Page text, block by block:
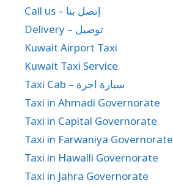
Call us – إتصل بنا
Delivery – توصيل
Kuwait Airport Taxi
Kuwait Taxi Service
Taxi Cab – سيارة اجرة
Taxi in Ahmadi Governorate
Taxi in Capital Governorate
Taxi in Farwaniya Governorate
Taxi in Hawalli Governorate
Taxi in Jahra Governorate